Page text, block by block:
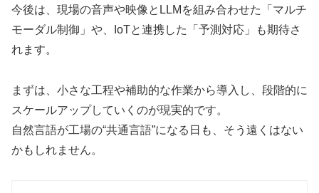
今後は、現場の音声や映像とLLMを組み合わせた「マルチ
モーダル制御」や、IoTと連携した「予測対応」も期待さ
れます。
まずは、小さな工程や補助的な作業から導入し、段階的に
スケールアップしていくのが現実的です。
自然言語が工場の“共通言語”になる日も、そう遠くはない
かもしれません。